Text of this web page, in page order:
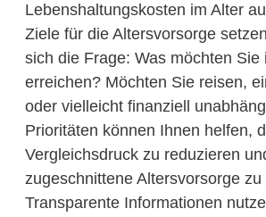
Lebenshaltungskosten im Alter
Ziele für die Altersvorsorge
sich die Frage: Was möchten Sie
erreichen? Möchten Sie reisen,
oder vielleicht finanziell
Prioritäten können Ihnen helfen,
Vergleichsdruck zu reduzieren
zugeschnittene Altersvorsorge
Transparente Informationen